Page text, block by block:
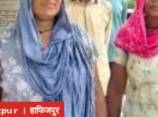
। हाफिजपुर